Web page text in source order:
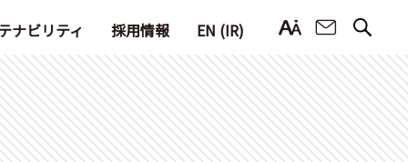
ナビリティ 採用情報 EN (IR) お問い